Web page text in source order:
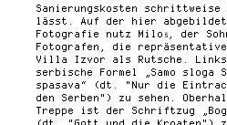
Sanierungskosten
lässt. Auf der hier
Fotografie nutz Miloš, der
Fotografen, die repräsentative
Villa Izvor als Rutsche.
serbische Formel „Samo sloga
spasava“ (dt. "Nur die
den Serben") zu sehen.
Treppe ist der Schriftzug